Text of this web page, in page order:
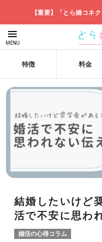
【重要】「とら婚コネ
menu
MENU
特徴 料金
結婚したいけど
活で不安に思わ
婚活の心得コラム